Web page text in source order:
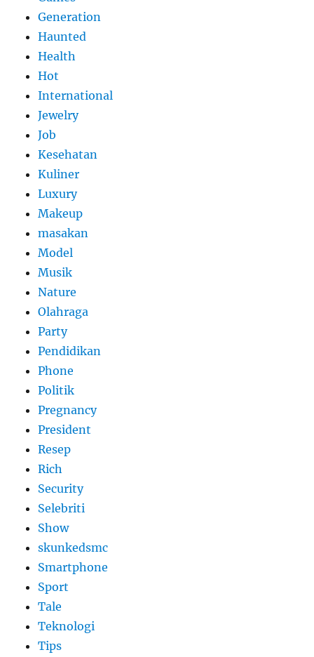
Generation
Haunted
Health
Hot
International
Jewelry
Job
Kesehatan
Kuliner
Luxury
Makeup
masakan
Model
Musik
Nature
Olahraga
Party
Pendidikan
Phone
Politik
Pregnancy
President
Resep
Rich
Security
Selebriti
Show
skunkedsmc
Smartphone
Sport
Tale
Teknologi
Tips